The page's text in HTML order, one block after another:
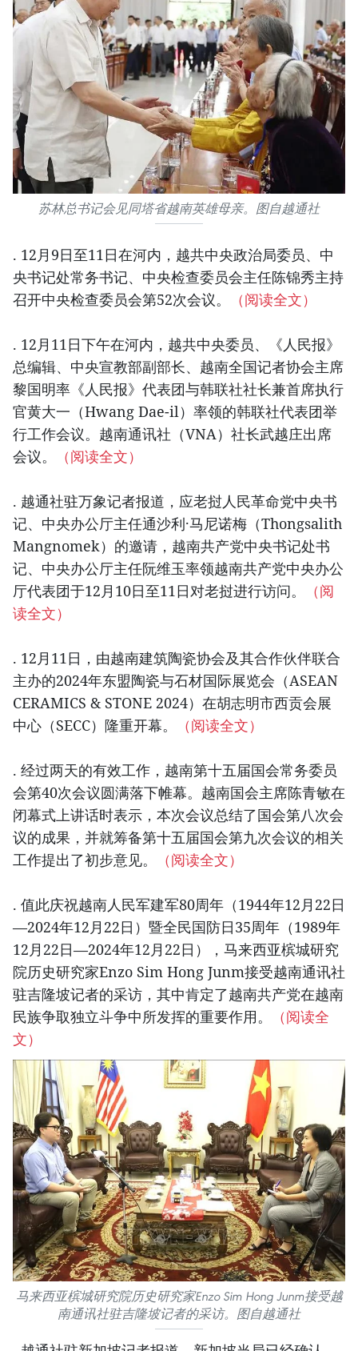
苏林总书记会见同塔省越南英雄母亲。图自越通社
. 12月9日至11日在河内，越共中央政治局委员、中
央书记处常务书记、中央检查委员会主任陈锦秀主持
召开中央检查委员会第52次会议。
（阅读全文）
. 12月11日下午在河内，越共中央委员、《人民报》
总编辑、中央宣教部副部长、越南全国记者协会主席
黎国明率《人民报》代表团与韩联社社长兼首席执行
官黄大一（Hwang Dae-il）率领的韩联社代表团举
行工作会议。越南通讯社（VNA）社长武越庄出席
会议。
（阅读全文）
. 越通社驻万象记者报道，应老挝人民革命党中央书
记、中央办公厅主任通沙利·马尼诺梅（Thongsalith
Mangnomek）的邀请，越南共产党中央书记处书
记、中央办公厅主任阮维玉率领越南共产党中央办公
厅代表团于12月10日至11日对老挝进行访问。
（阅
读全文）
. 12月11日，由越南建筑陶瓷协会及其合作伙伴联合
主办的2024年东盟陶瓷与石材国际展览会（ASEAN
CERAMICS & STONE 2024）在胡志明市西贡会展
中心（SECC）隆重开幕。
（阅读全文）
. 经过两天的有效工作，越南第十五届国会常务委员
会第40次会议圆满落下帷幕。越南国会主席陈青敏在
闭幕式上讲话时表示，本次会议总结了国会第八次会
议的成果，并就筹备第十五届国会第九次会议的相关
工作提出了初步意见。
（阅读全文）
. 值此庆祝越南人民军建军80周年（1944年12月22日
—2024年12月22日）暨全民国防日35周年（1989年
12月22日—2024年12月22日），马来西亚槟城研究
院历史研究家Enzo Sim Hong Junm接受越南通讯社
驻吉隆坡记者的采访，其中肯定了越南共产党在越南
民族争取独立斗争中所发挥的重要作用。
（阅读全
文）
马来西亚槟城研究院历史研究家Enzo Sim Hong Junm接受越
南通讯社驻吉隆坡记者的采访。图自越通社